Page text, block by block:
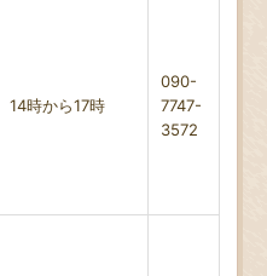
14時から17時
090-
7747-
3572